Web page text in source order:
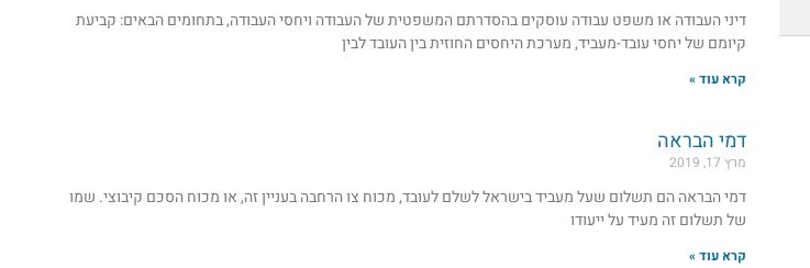
דיני העבודה או משפט עבודה עוסקים בהסדרתם המשפטית של העבודה ויחסי העבודה, בתחומים הבאים: קביעת
קיומם של יחסי עובד-מעביד, מערכת היחסים החוזית בין העובד לבין
קרא עוד »
דמי הבראה
מרץ 17, 2019
דמי הבראה הם תשלום שעל מעביד בישראל לשלם לעובד, מכוח צו הרחבה בעניין זה, או מכוח הסכם קיבוצי. שמו
של תשלום זה מעיד על ייעודו
קרא עוד »